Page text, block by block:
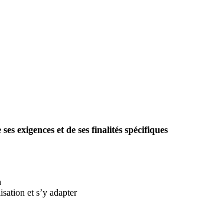
exigences et de ses finalités spécifiques
et s’y adapter